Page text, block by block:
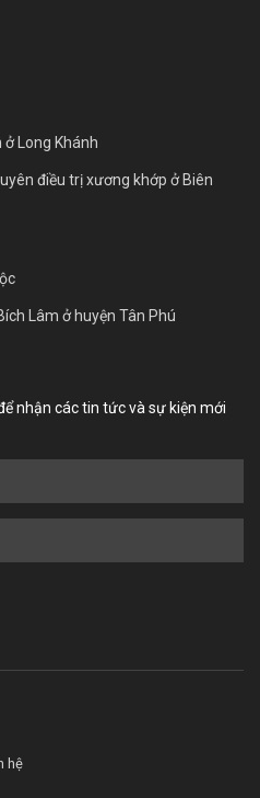
Long Khánh
điều trị xương khớp ở Biên
Lâm ở huyện Tân Phú
nhận các tin tức và sự kiện mới
hệ